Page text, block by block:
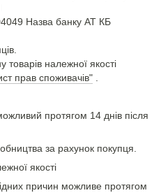
Назва банку АТ КБ
належної якості
прав споживачів"
протягом 14 днів після
за рахунок покупця.
якості
причин можливе протягом